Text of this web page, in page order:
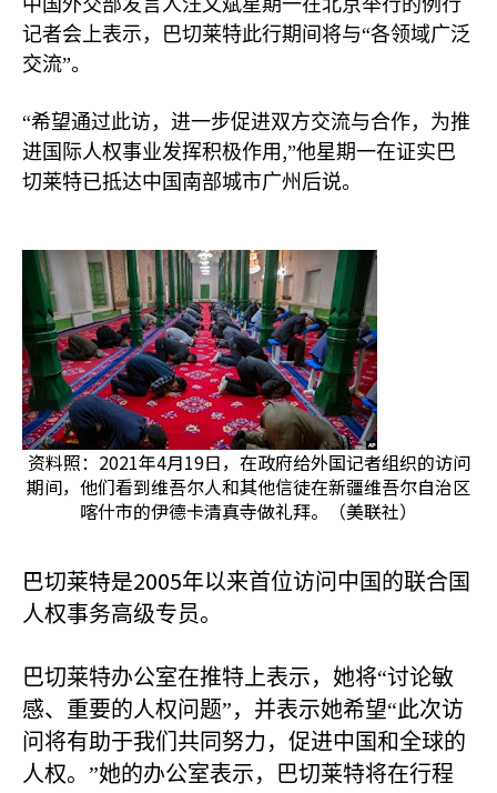
中国外交部发言人汪文斌星期一在北京举行的例行
记者会上表示，巴切莱特此行期间将与“各领域广泛
交流”。
“希望通过此访，进一步促进双方交流与合作，为推
进国际人权事业发挥积极作用 ,”他星期一在证实巴
切莱特已抵达中国南部城市广州后说。
资料照：2021年4月19日，在政府给外国记者组织的访问
期间，他们看到维吾尔人和其他信徒在新疆维吾尔自治区
喀什市的伊德卡清真寺做礼拜。（美联社）
巴切莱特是2005年以来首位访问中国的联合国
人权事务高级专员。
巴切莱特办公室在推特上表示，她将“讨论敏
感、重要的人权问题”，并表示她希望“此次访
问将有助于我们共同努力，促进中国和全球的
人权。”她的办公室表示，巴切莱特将在行程